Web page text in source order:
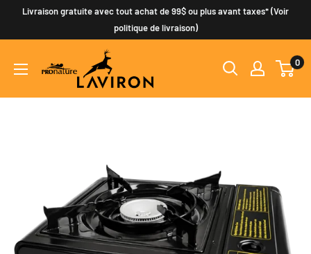
PasserLivraison gratuite avec tout achat de 99$ ou plus avant taxes* (Voir
politique de livraison)
0